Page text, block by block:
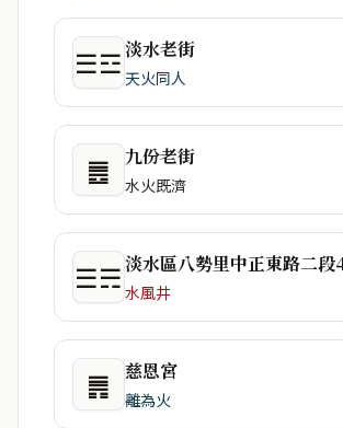
☰☲淡水老街
天火同人
䷌ 九份老街
水火既濟
☰☴淡水區八勢里中正東路二段
水風井
䷠ 慈恩宮
離為火